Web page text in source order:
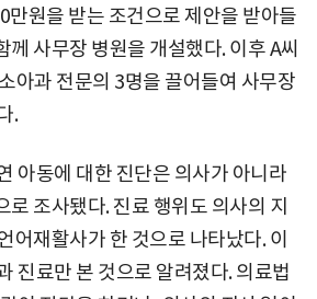
만원을 받는 조건으로 제안을 받아들
께 사무장 병원을 개설했다. 이후 A씨
아과 전문의 3명을 끌어들여 사무장
.
아동에 대한 진단은 의사가 아니라
로 조사됐다. 진료 행위도 의사의 지
어재활사가 한 것으로 나타났다. 이
진료만 본 것으로 알려졌다. 의료법